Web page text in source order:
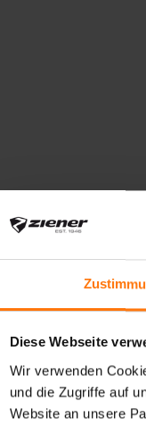
Diese Webseite
Wir verwenden
und die Zugriffe auf
Website an unsere